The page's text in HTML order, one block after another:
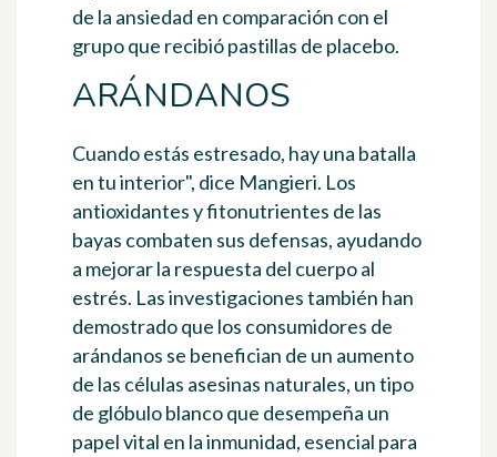
de la ansiedad en comparación con el
grupo que recibió pastillas de placebo.
ARÁNDANOS
Cuando estás estresado, hay una batalla
en tu interior", dice Mangieri. Los
antioxidantes y fitonutrientes de las
bayas combaten sus defensas, ayudando
a mejorar la respuesta del cuerpo al
estrés. Las investigaciones también han
demostrado que los consumidores de
arándanos se benefician de un aumento
de las células asesinas naturales, un tipo
de glóbulo blanco que desempeña un
papel vital en la inmunidad, esencial para